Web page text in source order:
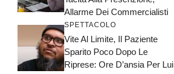
Allarme Dei Commercialisti
SPETTACOLO
Vite Al Limite, Il Paziente
Sparito Poco Dopo Le
Riprese: Ore D’ansia Per Lui